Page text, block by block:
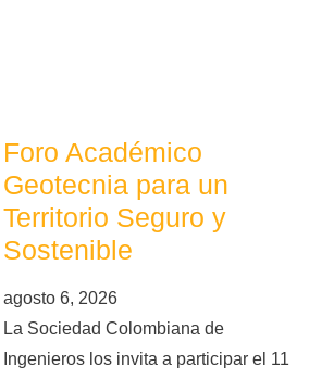
Foro Académico
Geotecnia para un
Territorio Seguro y
Sostenible
agosto 6, 2026
La Sociedad Colombiana de
Ingenieros los invita a participar el 11